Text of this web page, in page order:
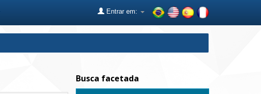
Entrar em:
Busca facetada